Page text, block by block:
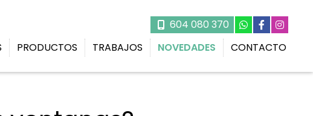
604 080 370
PRODUCTOS TRABAJOS NOVEDADES CONTACTO